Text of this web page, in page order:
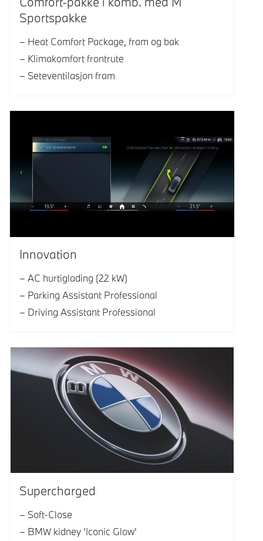
Sportspakke
Heat Comfort Package, fram og bak
Klimakomfort frontrute
Seteventilasjon fram
Innovation
AC hurtiglading (22 kW)
Parking Assistant Professional
Driving Assistant Professional
Supercharged
Soft-Close
BMW kidney 'Iconic Glow'